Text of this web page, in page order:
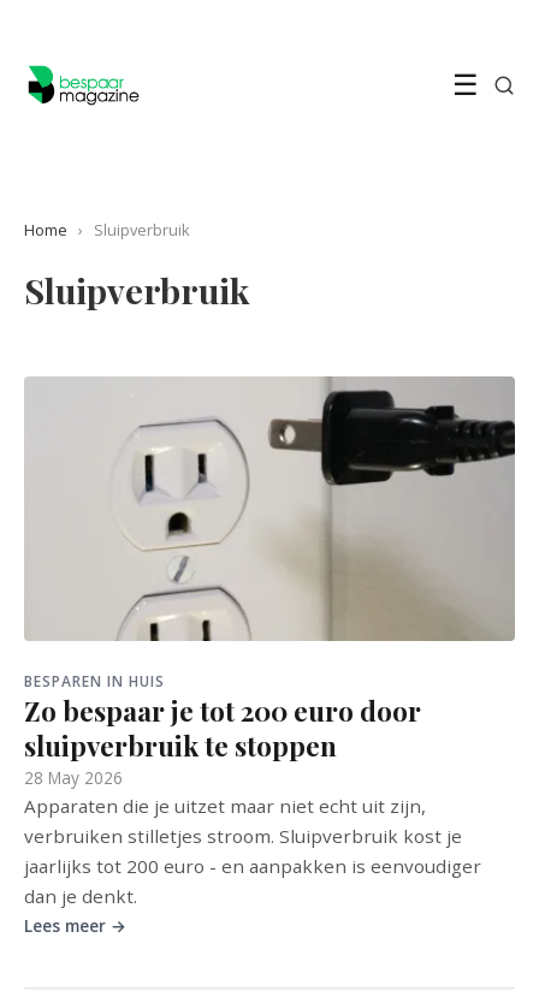
☰
Home › Sluipverbruik
Sluipverbruik
BESPAREN IN HUIS
Zo bespaar je tot 200 euro door
sluipverbruik te stoppen
28 May 2026
Apparaten die je uitzet maar niet echt uit zijn,
verbruiken stilletjes stroom. Sluipverbruik kost je
jaarlijks tot 200 euro - en aanpakken is eenvoudiger
dan je denkt.
Lees meer →